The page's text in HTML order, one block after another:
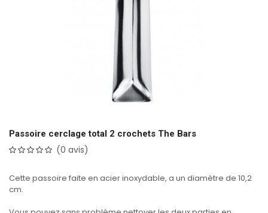
Passoire cerclage total 2 crochets The Bars
(0 avis)
Cette passoire faite en acier inoxydable, a un diamètre de 10,2
cm.